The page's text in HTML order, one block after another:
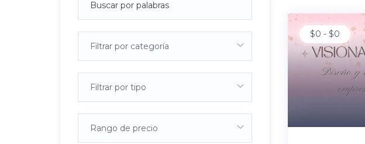
Filtrar por categoría
Filtrar por tipo
Rango de precio
$0 - $0